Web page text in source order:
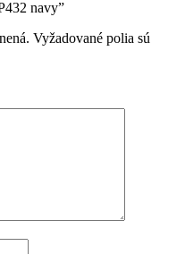
navy”
Vyžadované polia sú